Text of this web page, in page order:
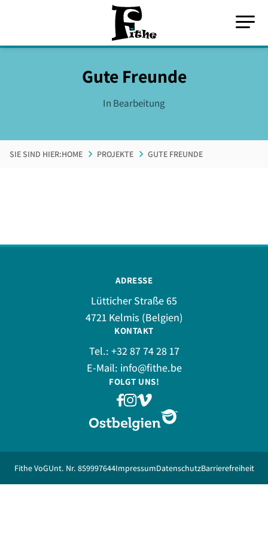
Gute Freunde
In Bearbeitung
SIE SIND HIER:HOME PROJEKTE GUTE FREUNDE
ADRESSE
Lütticher Straße 65
4721 Kelmis (Belgien)
KONTAKT
Tel.: +32 87 74 28 17
E-Mail: info@fithe.be
FOLGT UNS!
Fithe VoGUnt. Nr. 859997644ImpressumDatenschutzBarrierefreiheit